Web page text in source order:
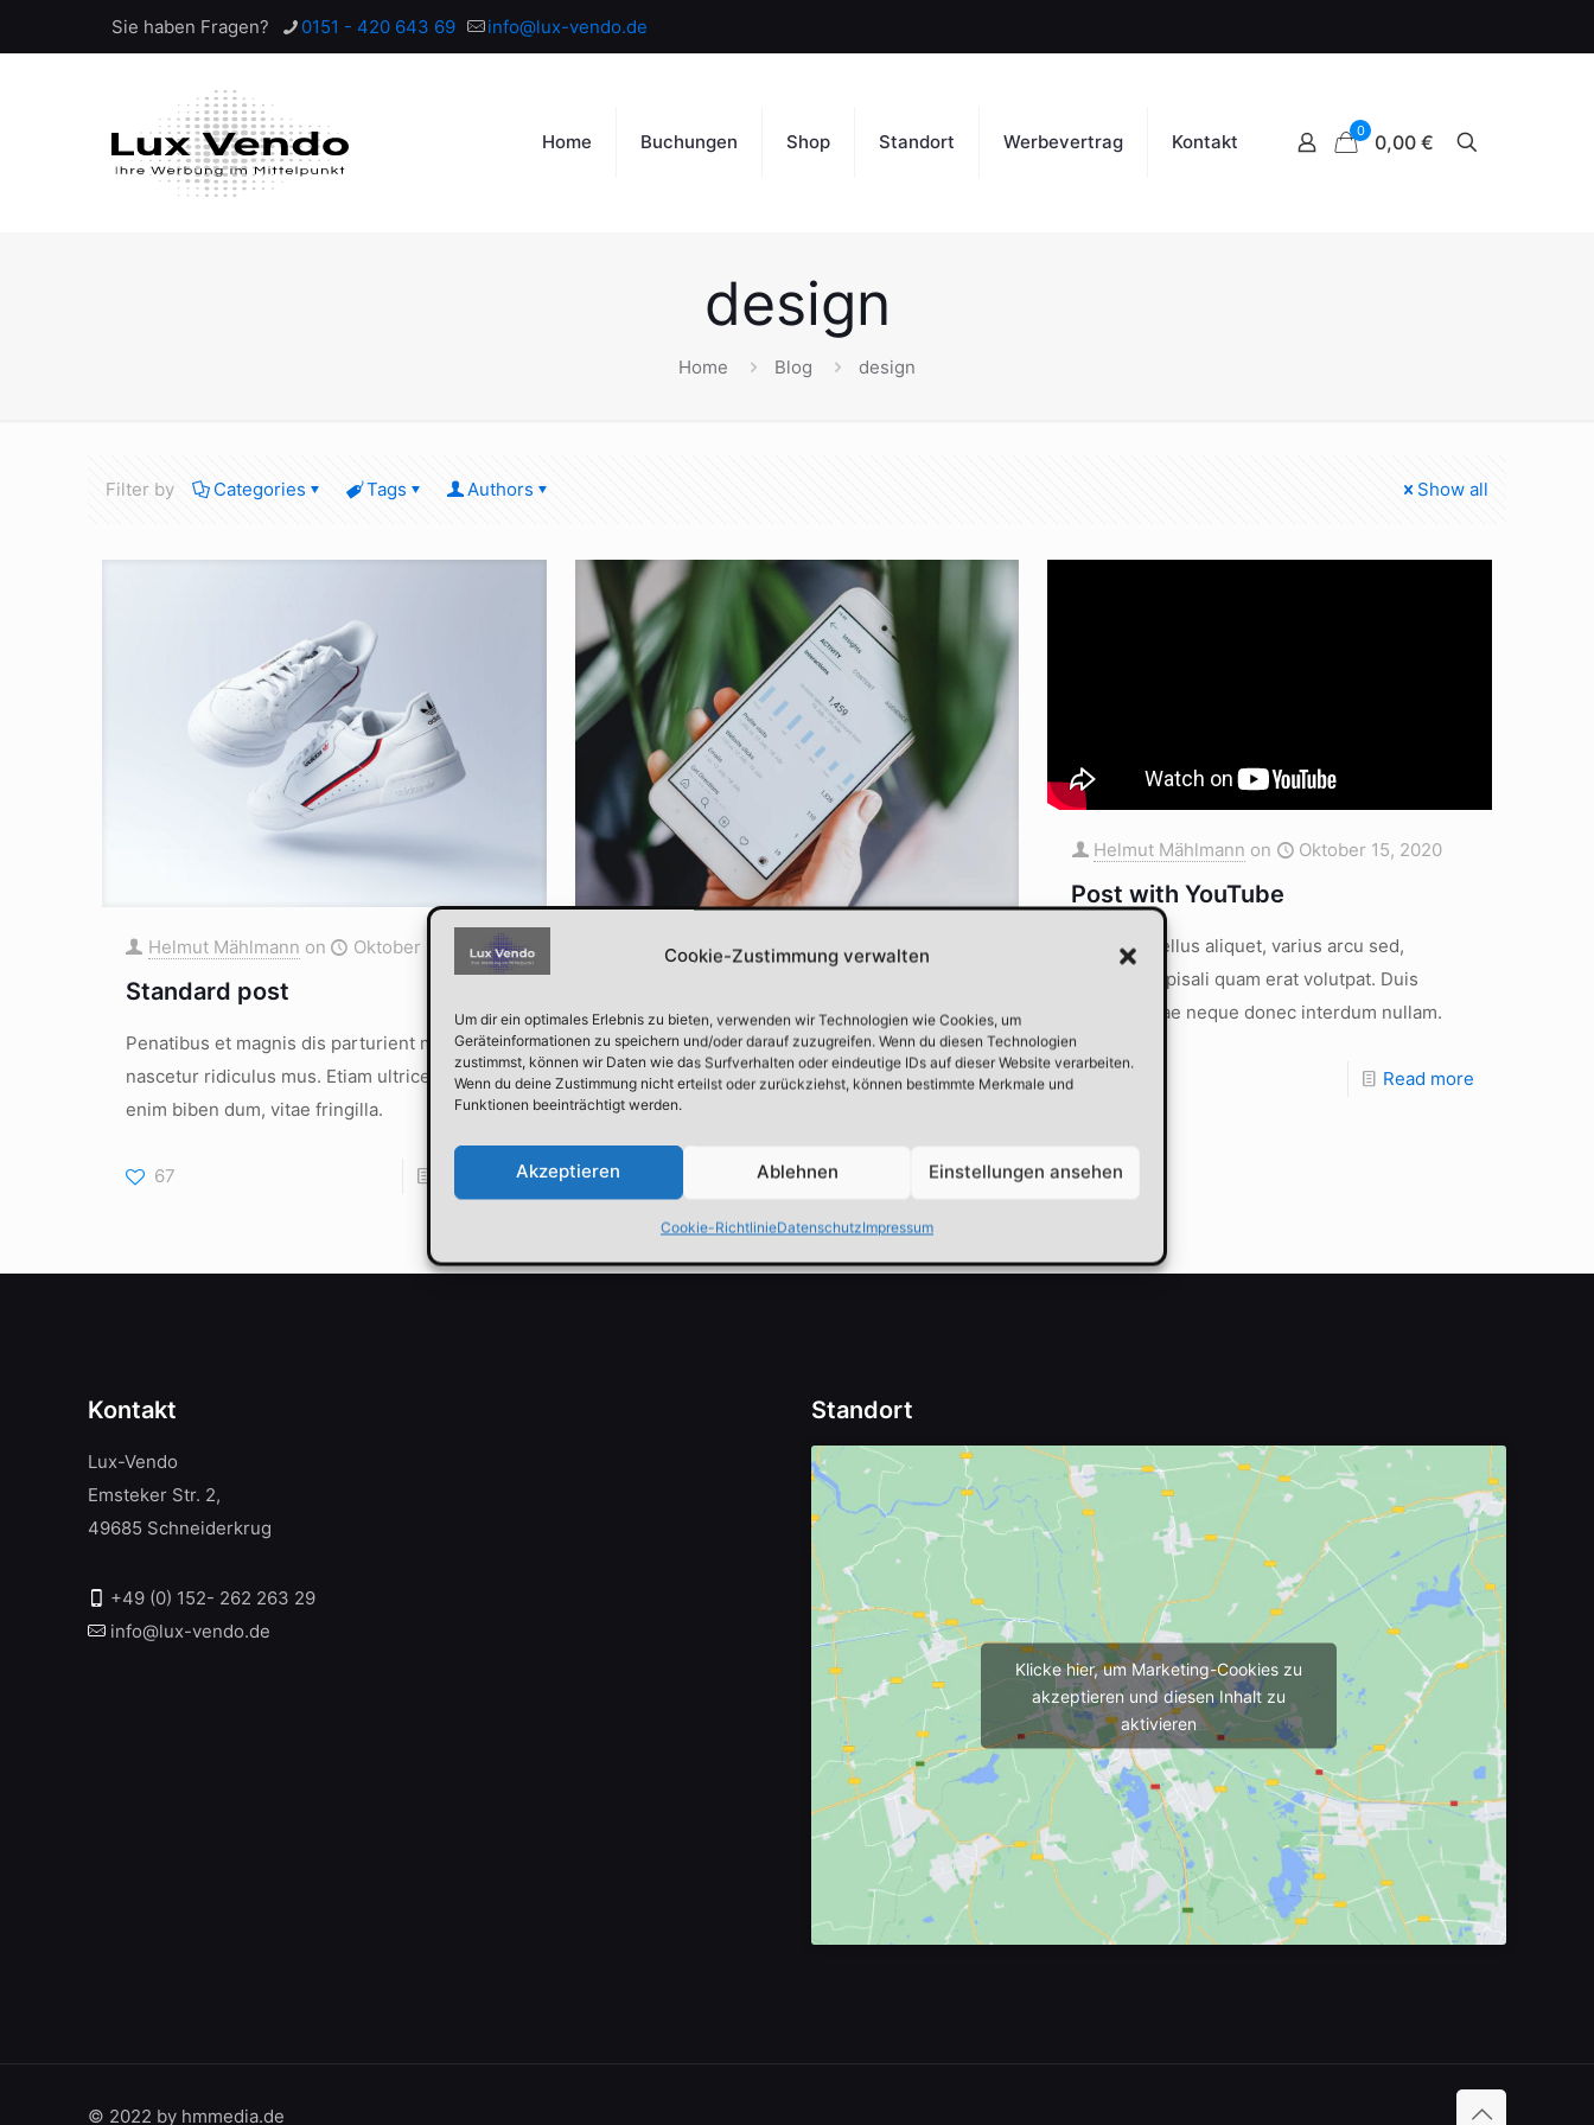
Cookie-Zustimmung verwalten
Um dir ein optimales Erlebnis zu bieten, verwenden wir Technologien wie Cookies, um
Geräteinformationen zu speichern und/oder darauf zuzugreifen. Wenn du diesen Technologien
zustimmst, können wir Daten wie das Surfverhalten oder eindeutige IDs auf dieser Website verarbeiten.
Wenn du deine Zustimmung nicht erteilst oder zurückziehst, können bestimmte Merkmale und
Funktionen beeinträchtigt werden.
Akzeptieren Ablehnen Einstellungen ansehen
Cookie-RichtlinieDatenschutzImpressum
Sie haben Fragen? 0151 - 420 643 69 info@lux-vendo.de
Home Buchungen Shop Standort Werbevertrag Kontakt 0 0,00 €
design
Home Blog design
Filter by Categories Tags Authors Show all
Helmut Mählmann on Oktober 15, 2020
Standard post
Penatibus et magnis dis parturient montes,
nascetur ridiculus mus. Etiam ultrices metus ut
enim biben dum, vitae fringilla.
67 Read more
Helmut Mählmann Oktober 15, 2020
Morbi enim nulla, pulvinar non enim sed. Sed
sed orci nec felis egestas volutpat. Sed in dui
ipsum. Donec interdum nullam.
Read more
Helmut Mählmann on Oktober 15, 2020
Post with YouTube
Sed vitae tellus aliquet, varius arcu sed,
egestas turpisali quam erat volutpat. Duis
lobortis vitae neque donec interdum nullam.
Read more
Kontakt
Lux-Vendo
Emsteker Str. 2,
49685 Schneiderkrug
+49 (0) 152- 262 263 29
info@lux-vendo.de
Standort
Klicke hier, um Marketing-Cookies zu
akzeptieren und diesen Inhalt zu
aktivieren
© 2022 by hmmedia.de